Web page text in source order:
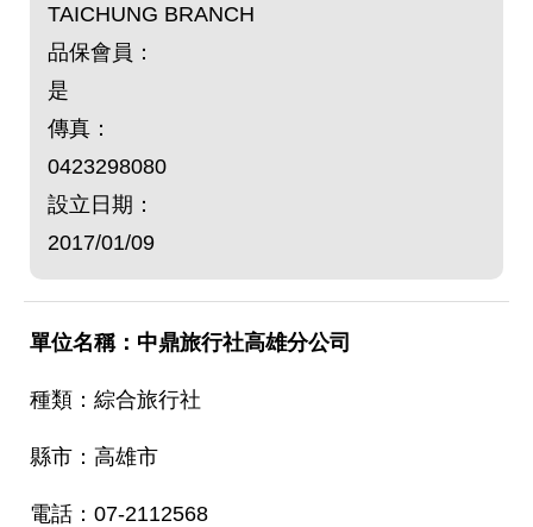
TAICHUNG BRANCH
品保會員：
是
傳真：
0423298080
設立日期：
2017/01/09
中鼎旅行社高雄分公司
綜合旅行社
高雄市
07-2112568